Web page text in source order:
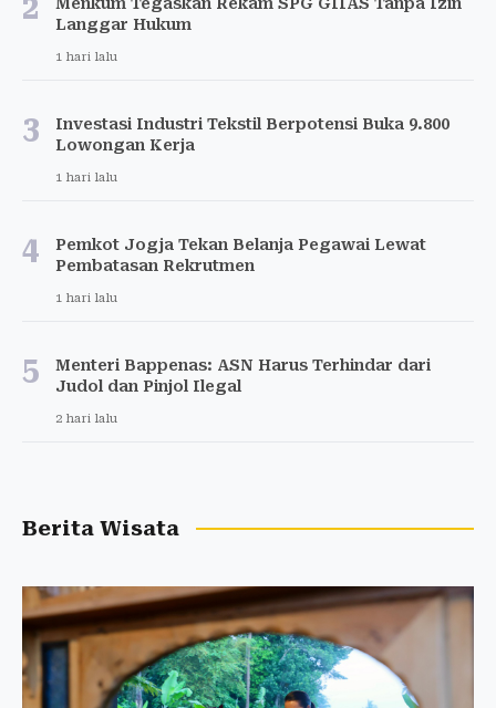
2
Langgar Hukum
1 hari lalu
3
Investasi Industri Tekstil Berpotensi Buka 9.800
Lowongan Kerja
1 hari lalu
4
Pemkot Jogja Tekan Belanja Pegawai Lewat
Pembatasan Rekrutmen
1 hari lalu
5
Menteri Bappenas: ASN Harus Terhindar dari
Judol dan Pinjol Ilegal
2 hari lalu
Berita Wisata